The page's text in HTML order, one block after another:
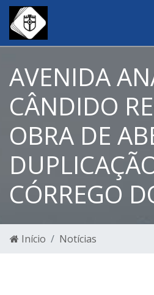
AVENIDA
CÂNDIDO
OBRA DE
CÓRREGO
Início Notícias